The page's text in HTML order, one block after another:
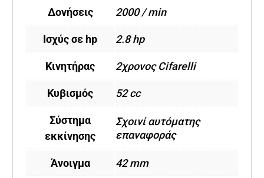
Δονήσεις 2000 / min
Ισχύς σε hp 2.8 hp
Κινητήρας 2χρονος Cifarelli
Κυβισμός 52 cc
Σύστημα
εκκίνησης
Σχοινί αυτόματης
επαναφοράς
Άνοιγμα 42 mm